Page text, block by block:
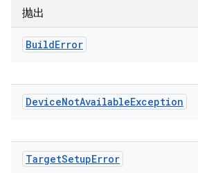
抛出
BuildError
DeviceNotAvailableException
TargetSetupError